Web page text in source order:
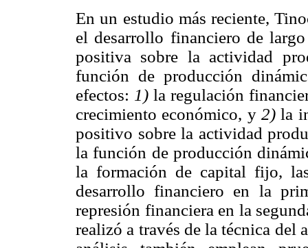
En un estudio más reciente,
el desarrollo financiero de
positiva sobre la actividad
función de producción
efectos: 1) la regulación
crecimiento económico, y 2) la
positivo sobre la actividad
la función de producción
la formación de capital fijo,
desarrollo financiero en la
represión financiera en la
realizó a través de la técnica del